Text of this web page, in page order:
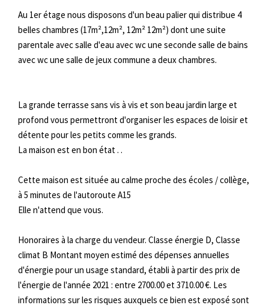
Au 1er étage nous disposons d'un beau palier qui distribue 4
belles chambres (17m²,12m², 12m² 12m²) dont une suite
parentale avec salle d'eau avec wc une seconde salle de bains
avec wc une salle de jeux commune a deux chambres.
La grande terrasse sans vis à vis et son beau jardin large et
profond vous permettront d'organiser les espaces de loisir et
détente pour les petits comme les grands.
La maison est en bon état . .
Cette maison est située au calme proche des écoles / collège,
à 5 minutes de l'autoroute A15
Elle n'attend que vous.
Honoraires à la charge du vendeur. Classe énergie D, Classe
climat B Montant moyen estimé des dépenses annuelles
d'énergie pour un usage standard, établi à partir des prix de
l'énergie de l'année 2021 : entre 2700.00 et 3710.00 €. Les
informations sur les risques auxquels ce bien est exposé sont